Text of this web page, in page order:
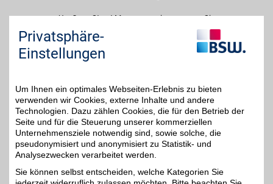
Um Open Street Maps anzuzeigen passen Sie
bitte Ihre Cookie-Einstellungen an und erlauben
Sie "Externe Inhalte". Diese Auswahl können Sie
jederzeit über die Cookie-Einstellungen im
unteren Seitenbereich ändern.
Einstellungen anpassen
Adresse
Werkstr. 1-3
56564 Neuwied
Privatsphäre-
Einstellungen
Um Ihnen ein optimales Webseiten-Erlebnis zu bieten
verwenden wir Cookies, externe Inhalte und andere
Technologien. Dazu zählen Cookies, die für den Betrieb der
Seite und für die Steuerung unserer kommerziellen
Unternehmensziele notwendig sind, sowie solche, die
pseudonymisiert und anonymisiert zu Statistik- und
Analysezwecken verarbeitet werden.
Sie können selbst entscheiden, welche Kategorien Sie